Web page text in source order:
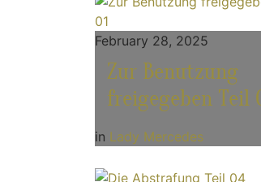
February 28, 2025
Zur Benutzung
freigegeben Teil
in Lady Mercedes